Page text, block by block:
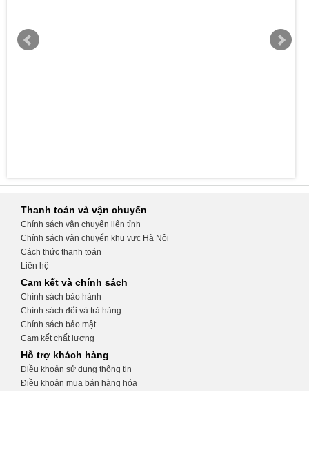
Thanh toán và vận chuyển
Chính sách vận chuyển liên tỉnh
Chính sách vận chuyển khu vực Hà Nội
Cách thức thanh toán
Liên hệ
Cam kết và chính sách
Chính sách bảo hành
Chính sách đổi và trả hàng
Chính sách bảo mật
Cam kết chất lượng
Hỗ trợ khách hàng
Điều khoản sử dụng thông tin
Điều khoản mua bán hàng hóa